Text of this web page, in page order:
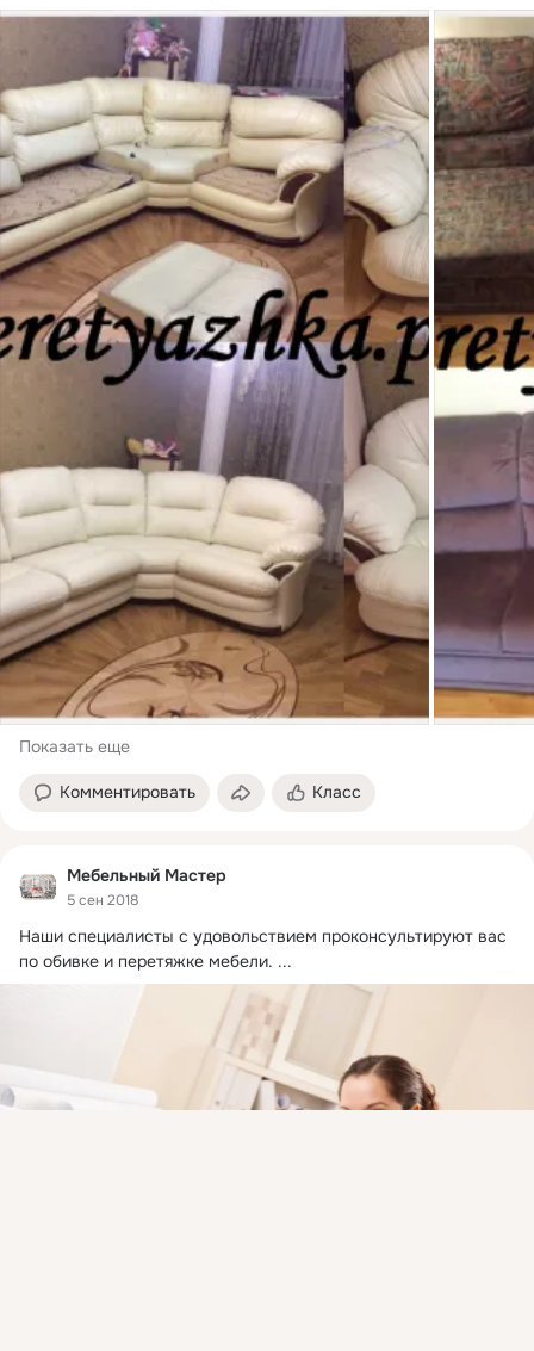
Показать еще
Комментировать Класс
Мебельный Мастер
5 сен 2018
Наши специалисты с удовольствием проконсультируют вас
по обивке и перетяжке мебели. ...